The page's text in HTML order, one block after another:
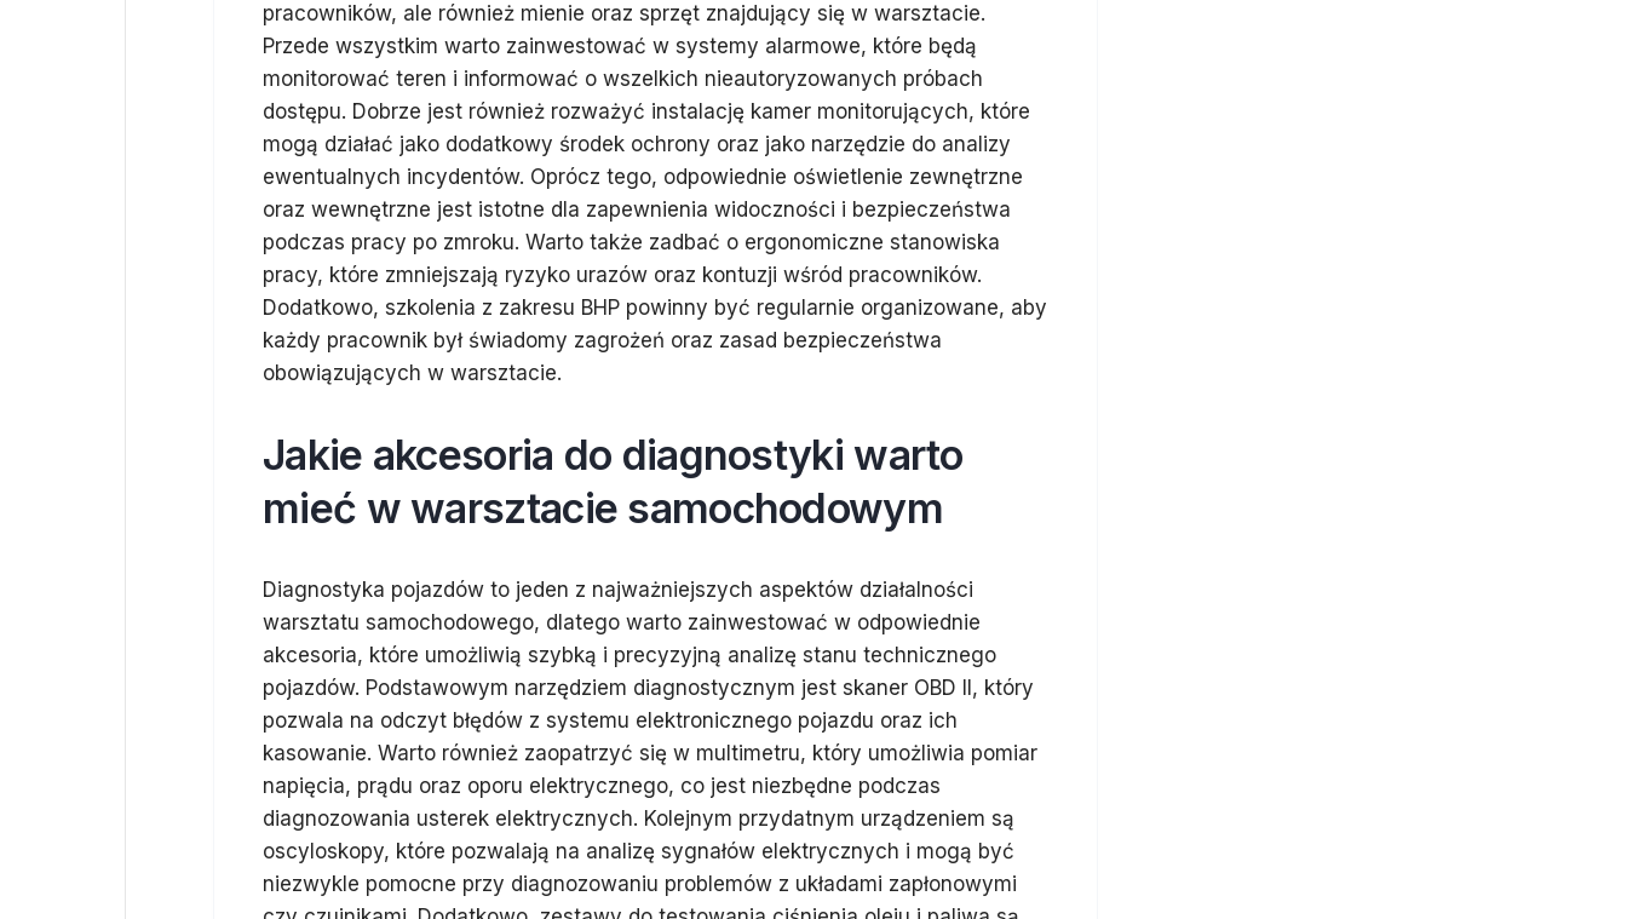
pracowników, ale również mienie oraz sprzęt znajdujący się w warsztacie.
Przede wszystkim warto zainwestować w systemy alarmowe, które będą
monitorować teren i informować o wszelkich nieautoryzowanych próbach
dostępu. Dobrze jest również rozważyć instalację kamer monitorujących, które
mogą działać jako dodatkowy środek ochrony oraz jako narzędzie do analizy
ewentualnych incydentów. Oprócz tego, odpowiednie oświetlenie zewnętrzne
oraz wewnętrzne jest istotne dla zapewnienia widoczności i bezpieczeństwa
podczas pracy po zmroku. Warto także zadbać o ergonomiczne stanowiska
pracy, które zmniejszają ryzyko urazów oraz kontuzji wśród pracowników.
Dodatkowo, szkolenia z zakresu BHP powinny być regularnie organizowane, aby
każdy pracownik był świadomy zagrożeń oraz zasad bezpieczeństwa
obowiązujących w warsztacie.
Jakie akcesoria do diagnostyki warto
mieć w warsztacie samochodowym
Diagnostyka pojazdów to jeden z najważniejszych aspektów działalności
warsztatu samochodowego, dlatego warto zainwestować w odpowiednie
akcesoria, które umożliwią szybką i precyzyjną analizę stanu technicznego
pojazdów. Podstawowym narzędziem diagnostycznym jest skaner OBD II, który
pozwala na odczyt błędów z systemu elektronicznego pojazdu oraz ich
kasowanie. Warto również zaopatrzyć się w multimetru, który umożliwia pomiar
napięcia, prądu oraz oporu elektrycznego, co jest niezbędne podczas
diagnozowania usterek elektrycznych. Kolejnym przydatnym urządzeniem są
oscyloskopy, które pozwalają na analizę sygnałów elektrycznych i mogą być
niezwykle pomocne przy diagnozowaniu problemów z układami zapłonowymi